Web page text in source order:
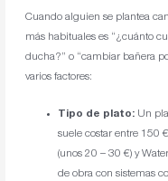
Cuando alguien se plantea
más habituales es “¿cuánto
ducha?” o “cambiar bañera
varios factores:
Tipo de plato:Un
suele costar entre 150
(unos 20 – 30 €) y
de obra con sistemas